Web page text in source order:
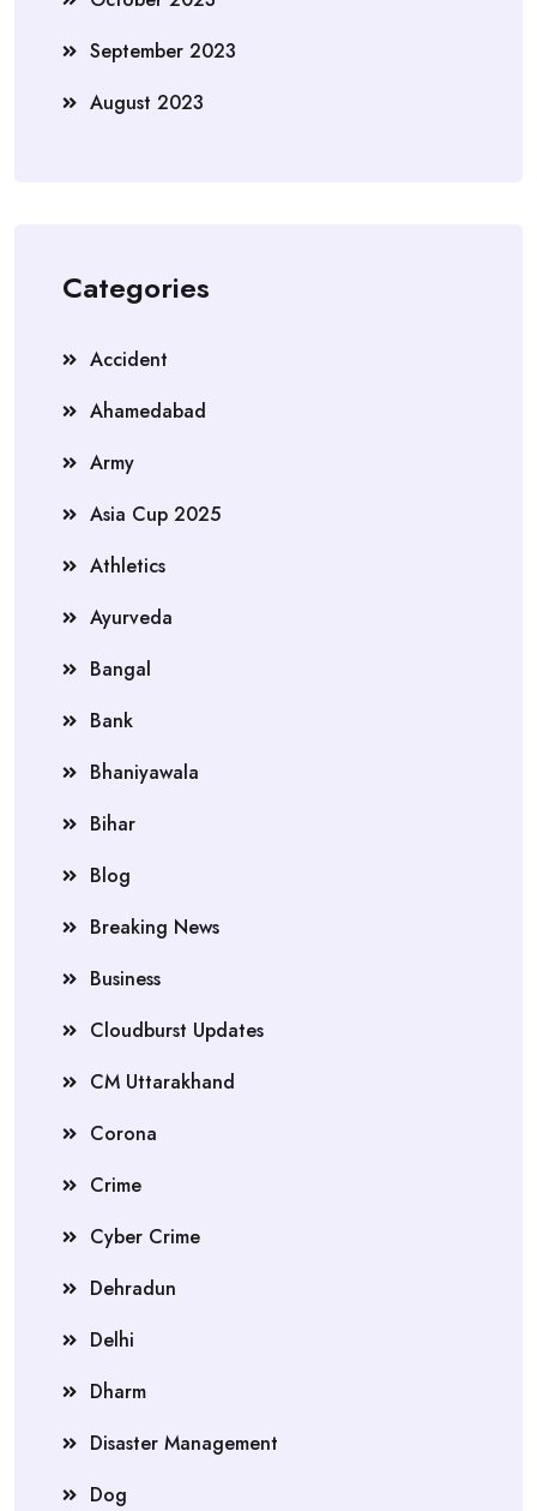
September 2023
August 2023
Categories
Accident
Ahamedabad
Army
Asia Cup 2025
Athletics
Ayurveda
Bangal
Bank
Bhaniyawala
Bihar
Blog
Breaking News
Business
Cloudburst Updates
CM Uttarakhand
Corona
Crime
Cyber Crime
Dehradun
Delhi
Dharm
Disaster Management
Dog